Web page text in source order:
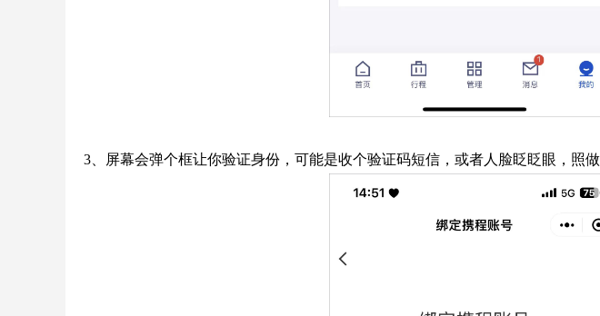
3、屏幕会弹个框让你验证身份，可能是收个验证码短信，或者人脸眨眨眼，照